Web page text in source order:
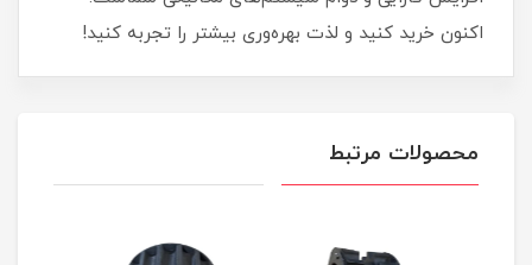
اکنون خرید کنید و لذت بهره‌وری بیشتر را تجربه کنید!
محصولات مرتبط